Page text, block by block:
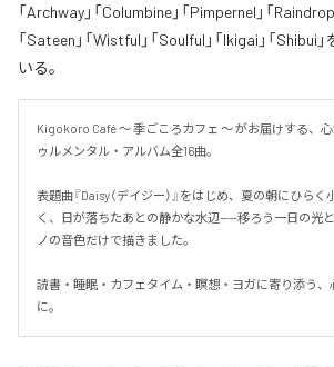
「Archway」「Columbine」「Pimpernel」「Raindrop
「Sateen」「Wistful」「Soulful」「Ikigai」「
いる。
Kigokoro Café 〜 季ごころカフェ 〜 がお届けする、
ゥルメンタル・アルバム全16曲。
表題曲『Daisy（デイジー）』をはじめ、夏の朝にひら
く、日が落ちたあとの静かな水辺——移ろう一日の光
ノの音色だけで描きました。
読書・睡眠・カフェタイム・瞑想・ヨガに寄り添う、
に。